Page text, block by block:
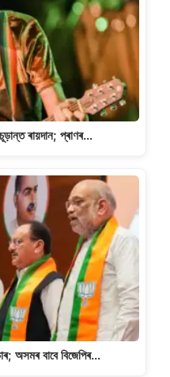
ৰায়দান; প্ৰাণৰ…
অসমৰ বাবে বিজেপিৰ…